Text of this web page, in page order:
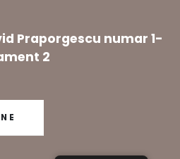
Praporgescu numar 1-
2